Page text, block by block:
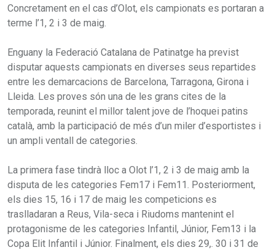
Concretament en el cas d’Olot, els campionats es portaran a
terme l’1, 2 i 3 de maig.
Enguany la Federació Catalana de Patinatge ha previst
disputar aquests campionats en diverses seus repartides
entre les demarcacions de Barcelona, Tarragona, Girona i
Lleida. Les proves són una de les grans cites de la
temporada, reunint el millor talent jove de l’hoquei patins
català, amb la participació de més d’un miler d’esportistes i
un ampli ventall de categories.
La primera fase tindrà lloc a Olot l’1, 2 i 3 de maig amb la
disputa de les categories Fem17 i Fem11. Posteriorment,
els dies 15, 16 i 17 de maig les competicions es
traslladaran a Reus, Vila-seca i Riudoms mantenint el
protagonisme de les categories Infantil, Júnior, Fem13 i la
Copa Elit Infantil i Júnior. Finalment, els dies 29,. 30 i 31 de